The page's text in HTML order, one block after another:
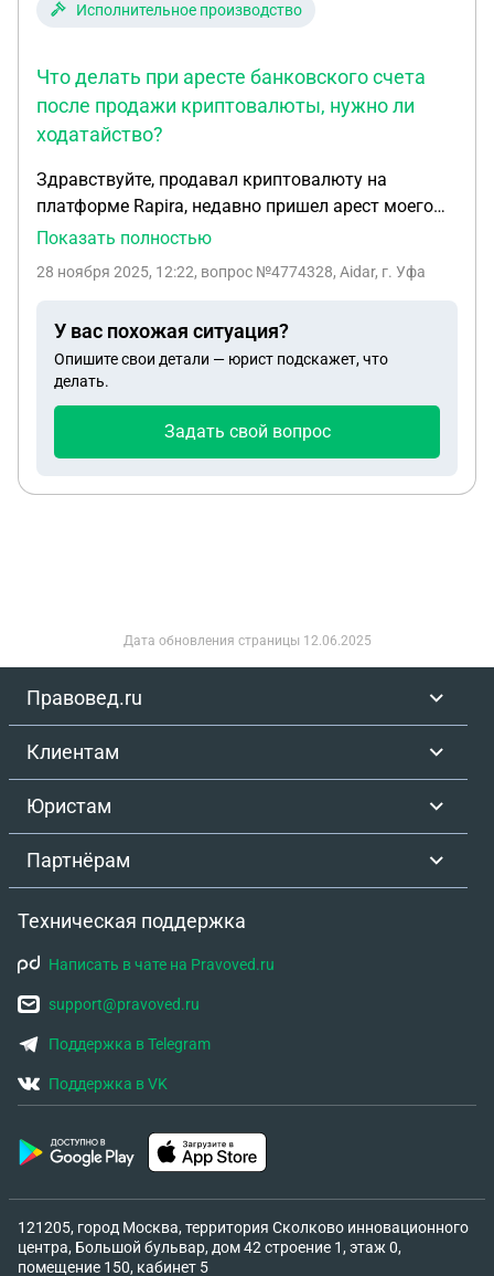
Исполнительное производство
Что делать при аресте банковского счета
после продажи криптовалюты, нужно ли
ходатайство?
Здравствуйте, продавал криптовалюту на
платформе Rapira, недавно пришел арест моего
счета в банке на сумму, полученную с продажи
разобраться, пожалуйста. Поиск в интернете
ареста, но не знаю, нужно ли так делать или нет
Показать полностью
28 ноября 2025, 12:22, вопрос №4774328, Aidar, г. Уфа
У вас похожая ситуация?
Опишите свои детали — юрист подскажет, что
делать.
Задать свой вопрос
Дата обновления страницы 12.06.2025
Правовед.ru
Клиентам
Юристам
Партнёрам
Техническая поддержка
Написать в чате на Pravoved.ru
support@pravoved.ru
Поддержка в Telegram
Поддержка в VK
121205, город Москва, территория Сколково инновационного
центра, Большой бульвар, дом 42 строение 1, этаж 0,
помещение 150, кабинет 5